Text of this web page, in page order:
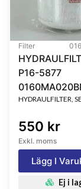
Filter
P16-5877
HYDRAULFILTER,
550 kr
Exkl. moms
Lägg I
Ej i